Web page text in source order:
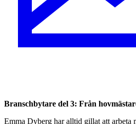
Branschbytare del 3: Från
Emma Dyberg har alltid gillat att arbeta